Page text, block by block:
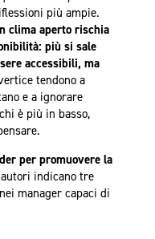
più ampie.
clima aperto rischia
più si sale
accessibili, ma
tendono a
e a ignorare
è più in basso,
per promuovere la
indicano tre
manager capaci di